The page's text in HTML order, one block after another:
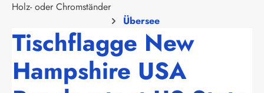
Holz- oder Chromständer
Übersee
Tischflagge New
Hampshire USA